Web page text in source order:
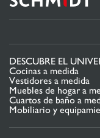
DESCUBRE EL
Cocinas a medida
Vestidores a medida
Muebles de hogar a
Cuartos de baño a
Mobiliario y